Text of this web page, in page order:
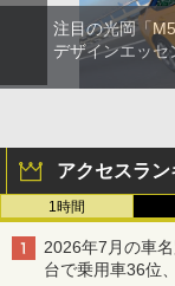
注目の光岡「
デザインエッセ
アクセスラン
1時間
2026年7月の車
台で乗用車36位